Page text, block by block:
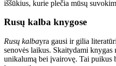
iššūkius, kurie plečia mūsų
Rusų kalba knygose
Rusų kalbayra gausi ir gilia
senovės laikus. Skaitydami knygas
unikalumą bei įvairovę. Tai puikus